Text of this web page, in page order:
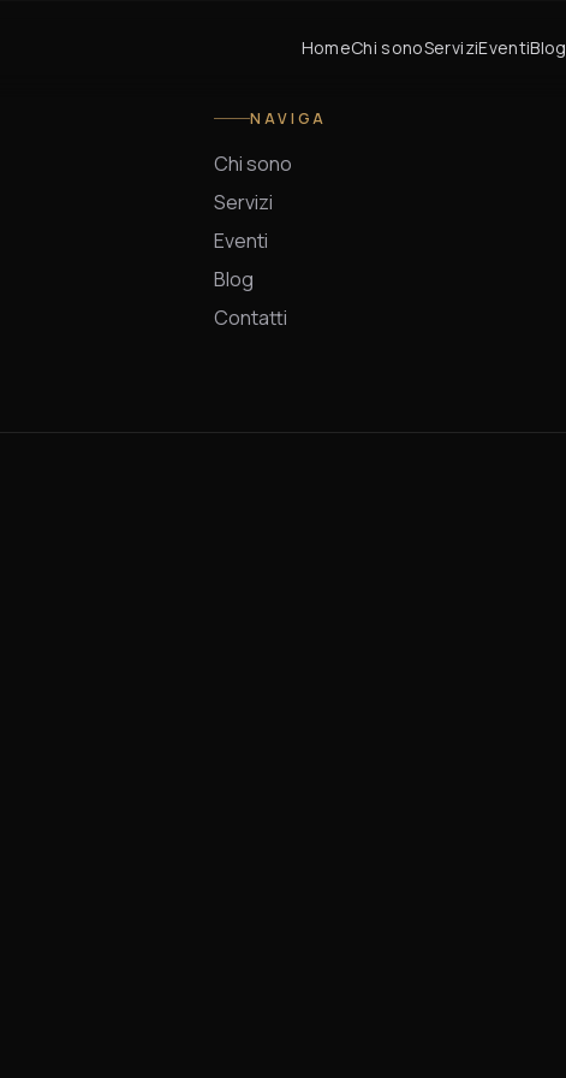
HomeChi sonoServiziEventiBlog
NAVIGA
Chi sono
Servizi
Eventi
Blog
Contatti